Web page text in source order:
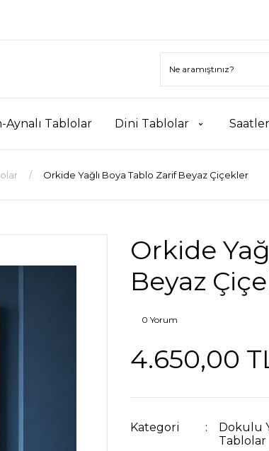
Aynalı Tablolar Dini Tablolar Saatler
Orkide Yağlı Boya Tablo Zarif Beyaz Çiçekler
Orkide
Beyaz
0 Yorum
4.650,00
Kategori Dokulu
Tablolar